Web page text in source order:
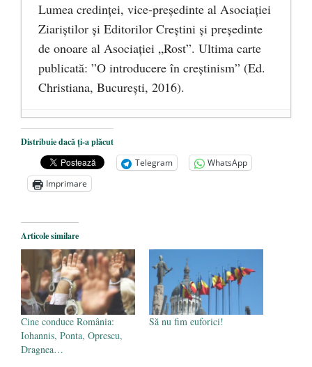
Lumea credinţei, vice-preşedinte al Asociaţiei
Ziariştilor şi Editorilor Creştini şi preşedinte
de onoare al Asociaţiei „Rost”. Ultima carte
publicată: ”O introducere în creștinism” (Ed.
Christiana, Bucureşti, 2016).
DANA KONYA-PETRIȘOR, ÎNTRU
VEȘNICĂ POMENIRE
- 17 martie 2021
ÎNĂLȚATU-S-A! - 28 mai 2020
Sic credo – Francisco Franco (1892-1975)
Distribuie dacă ți-a plăcut
Telegram
WhatsApp
Imprimare
Articole similare
Cine conduce România:
Iohannis, Ponta, Oprescu,
Dragnea…
Să nu fim euforici!